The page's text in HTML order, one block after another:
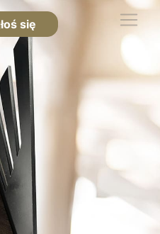
się